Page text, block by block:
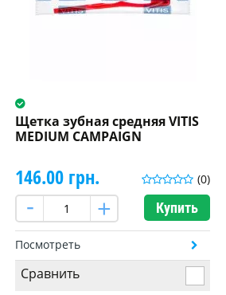
Щетка зубная средняя VITIS
MEDIUM CAMPAIGN
(0)
146.00 грн.
Купить
Посмотреть
Сравнить